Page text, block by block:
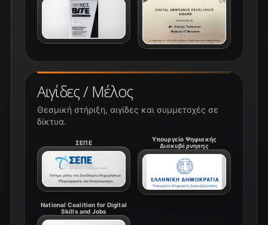
Αιγίδες / Μέλος
Θεσμική στήριξη, αιγίδες και συμμετοχές σε
δίκτυα.
ΣΕΠΕ
Υπουργείο Ψηφιακής
Διακυβέρνησης
National Coalition for Digital
Skills and Jobs